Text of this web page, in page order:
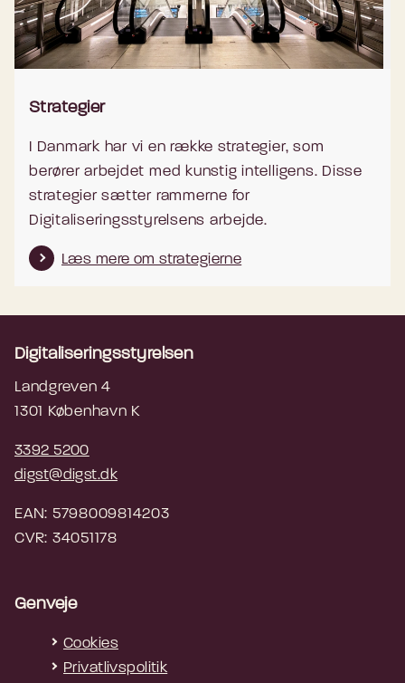
Strategier
I Danmark har vi en række strategier, som
berører arbejdet med kunstig intelligens. Disse
strategier sætter rammerne for
Digitaliseringsstyrelsens arbejde.
Læs mere om strategierne
Digitaliseringsstyrelsen
Landgreven 4
1301 København K
3392 5200
digst@digst.dk
EAN: 5798009814203
CVR: 34051178
Genveje
Cookies
Privatlivspolitik